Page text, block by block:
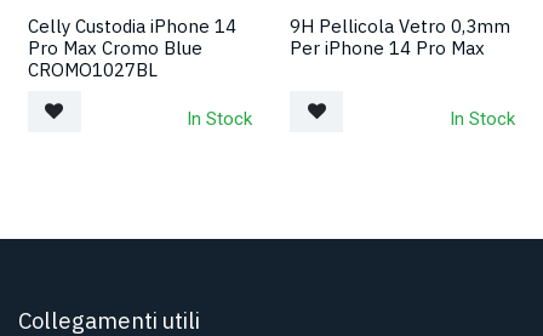
Celly Custodia iPhone 14
Pro Max Cromo Blue
CROMO1027BL
In Stock
9H Pellicola Vetro 0,3mm
Per iPhone 14 Pro Max
In Stock
Collegamenti utili